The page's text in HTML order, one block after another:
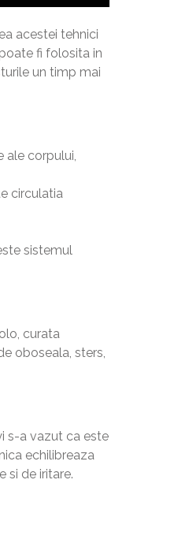
acestei tehnici
fi folosita in
un timp mai
ale corpului,
circulatia
sistemul
curata
oboseala, sters,
s-a vazut ca este
echilibreaza
si de iritare.